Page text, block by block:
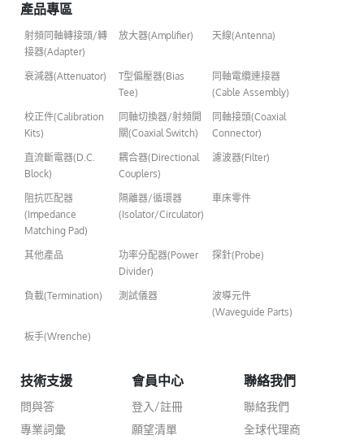
產品專區
射頻同軸轉接頭/轉
接器(Adapter)
放大器(Amplifier) 天線(Antenna)
衰減器(Attenuator)
T型偏壓器(Bias
Tee)
同軸電纜連接器
(Cable Assembly)
校正件(Calibration
Kits)
同軸切換器/射頻開
關(Coaxial Switch)
同軸接頭(Coaxial
Connector)
直流斷電器(D.C.
Block)
耦合器(Directional
Couplers)
濾波器(Filter)
阻抗匹配器
(Impedance
Matching Pad)
隔離器/循環器
(Isolator/Circulator)
車床零件
其他產品
功率分配器(Power
Divider)
探針(Probe)
負載(Termination) 測試儀器
波導元件
(Waveguide Parts)
板手(Wrenche)
技術支援
問與答
專業詞彙
會員中心
登入/註冊
願望清單
聯絡我們
聯絡我們
全球代理商